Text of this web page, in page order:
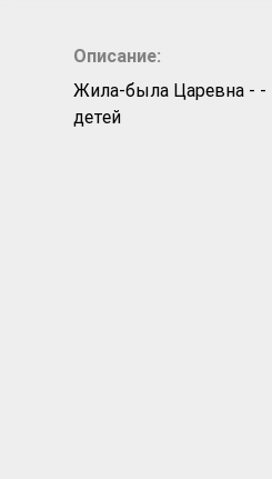
Описание:
Жила-была Царевна - - Караоке для
детей